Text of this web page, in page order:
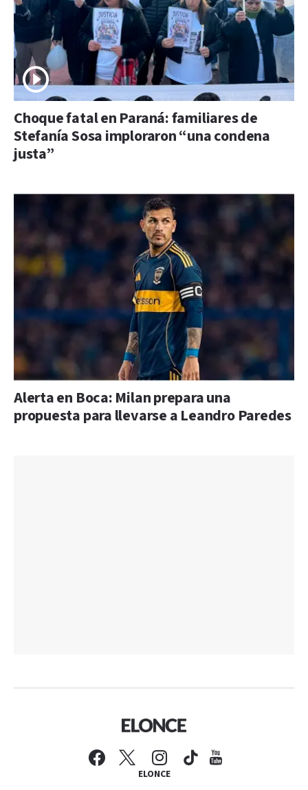
Choque fatal en Paraná: familiares de
Stefanía Sosa imploraron “una condena
justa”
Alerta en Boca: Milan prepara una
propuesta para llevarse a Leandro Paredes
ELONCE